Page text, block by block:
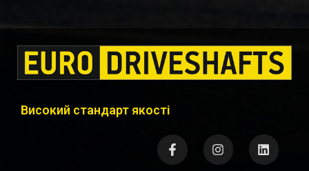
Високий стандарт якості